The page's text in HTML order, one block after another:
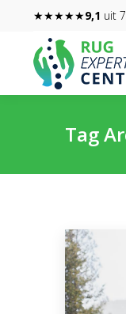
★★★★★9,1 uit
Tag